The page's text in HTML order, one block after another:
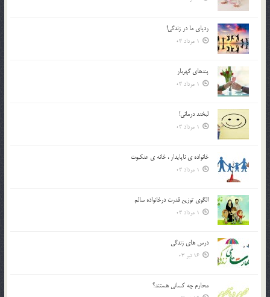
ردپاى ما در زندگى!
1 مرداد 03
پندهاي گهربار
1 مرداد 03
لبخند درمانى!
1 مرداد 03
خانواده ي ناپايدار ، خانه ي عنکبوت
1 مرداد 03
الگوي توزيع قدرت درخانواده سالم
1 مرداد 03
درس هاي زندگي
16 تیر 03
محارم چه کساني هستند؟